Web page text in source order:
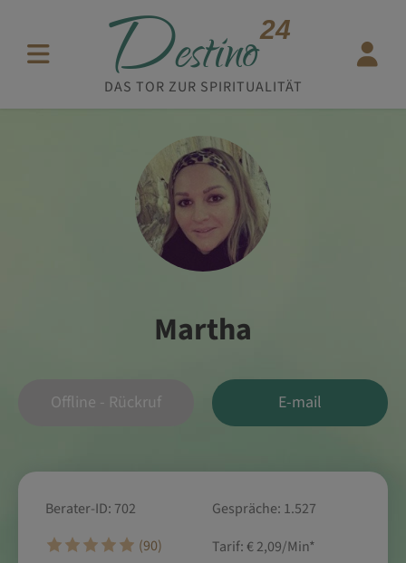
Destino24
DAS TOR ZUR SPIRITUALITÄT
Martha
Offline - Rückruf E-mail
Berater-ID: 702
Gespräche: 1.527
(90)
Tarif: € 2,09/Min*